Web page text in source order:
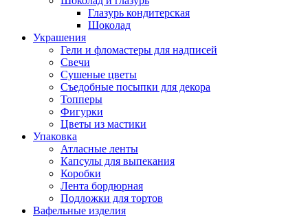
Глазурь кондитерская
Шоколад
Украшения
Гели и фломастеры для надписей
Свечи
Сушеные цветы
Съедобные посыпки для декора
Топперы
Фигурки
Цветы из мастики
Упаковка
Атласные ленты
Капсулы для выпекания
Коробки
Лента бордюрная
Подложки для тортов
Вафельные изделия